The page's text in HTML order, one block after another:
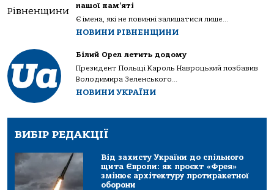
нашої пам’яті
Є імена, які не повинні залишатися лише...
НОВИНИ РІВНЕНЩИНИ
Білий Орел летить додому
Президент Польщі Кароль Навроцький позбавив
Володимира Зеленського...
НОВИНИ УКРАЇНИ
ВИБІР РЕДАКЦІЇ
Від захисту України до спільного
щита Європи: як проєкт «Фрея»
змінює архітектуру протиракетної
оборони